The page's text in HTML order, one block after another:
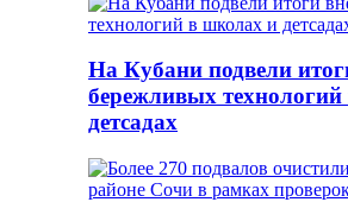
На Кубани подвели
бережливых
детсадах